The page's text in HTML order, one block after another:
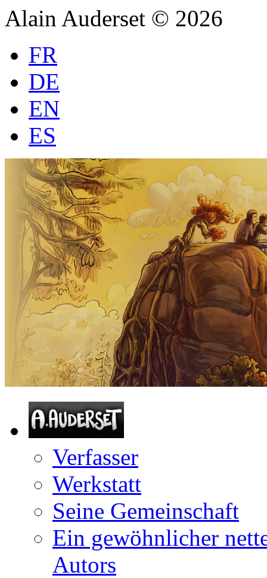
Alain Auderset © 2026
FR
DE
EN
ES
Verfasser
Werkstatt
Seine Gemeinschaft
Ein gewöhnlicher
Autors